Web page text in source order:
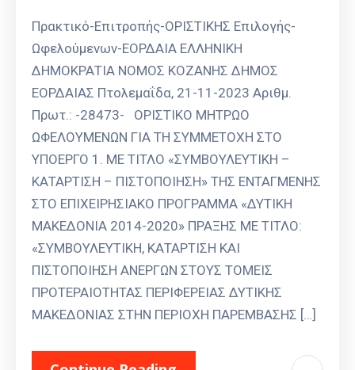
Πρακτικό-Επιτροπής-ΟΡΙΣΤΙΚΗΣ Επιλογής-
Ωφελούμενων-ΕΟΡΔΑΙΑ ΕΛΛΗΝΙΚΗ
ΔΗΜΟΚΡΑΤΙΑ ΝΟΜΟΣ ΚΟΖΑΝΗΣ ΔΗΜΟΣ
ΕΟΡΔΑΙΑΣ Πτολεμαΐδα, 21-11-2023 Αριθμ.
Πρωτ.: -28473- ΟΡΙΣΤΙΚΟ ΜΗΤΡΩΟ
ΩΦΕΛΟΥΜΕΝΩΝ ΓΙΑ ΤΗ ΣΥΜΜΕΤΟΧΗ ΣΤΟ
ΥΠΟΕΡΓΟ 1. ΜΕ ΤΙΤΛΟ «ΣΥΜΒΟΥΛΕΥΤΙΚΗ –
ΚΑΤΑΡΤΙΣΗ – ΠΙΣΤΟΠΟΙΗΣΗ» ΤΗΣ ΕΝΤΑΓΜΕΝΗΣ
ΣΤΟ ΕΠΙΧΕΙΡΗΣΙΑΚΟ ΠΡΟΓΡΑΜΜΑ «ΔΥΤΙΚΗ
ΜΑΚΕΔΟΝΙΑ 2014-2020» ΠΡΑΞΗΣ ΜΕ ΤΙΤΛΟ:
«ΣΥΜΒΟΥΛΕΥΤΙΚΗ, ΚΑΤΑΡΤΙΣΗ ΚΑΙ
ΠΙΣΤΟΠΟΙΗΣΗ ΑΝΕΡΓΩΝ ΣΤΟΥΣ ΤΟΜΕΙΣ
ΠΡΟΤΕΡΑΙΟΤΗΤΑΣ ΠΕΡΙΦΕΡΕΙΑΣ ΔΥΤΙΚΗΣ
ΜΑΚΕΔΟΝΙΑΣ ΣΤΗΝ ΠΕΡΙΟΧΗ ΠΑΡΕΜΒΑΣΗΣ […]